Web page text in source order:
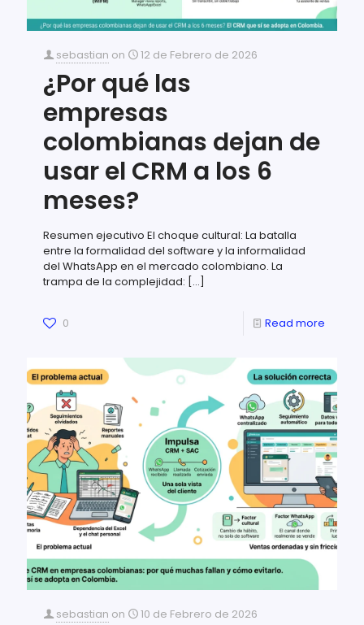
sebastian on 12 de Febrero de 2026
¿Por qué las
empresas
colombianas dejan de
usar el CRM a los 6
meses?
Resumen ejecutivo El choque cultural: La batalla
entre la formalidad del software y la informalidad
del WhatsApp en el mercado colombiano. La
trampa de la complejidad: […]
0 Read more
sebastian on 10 de Febrero de 2026